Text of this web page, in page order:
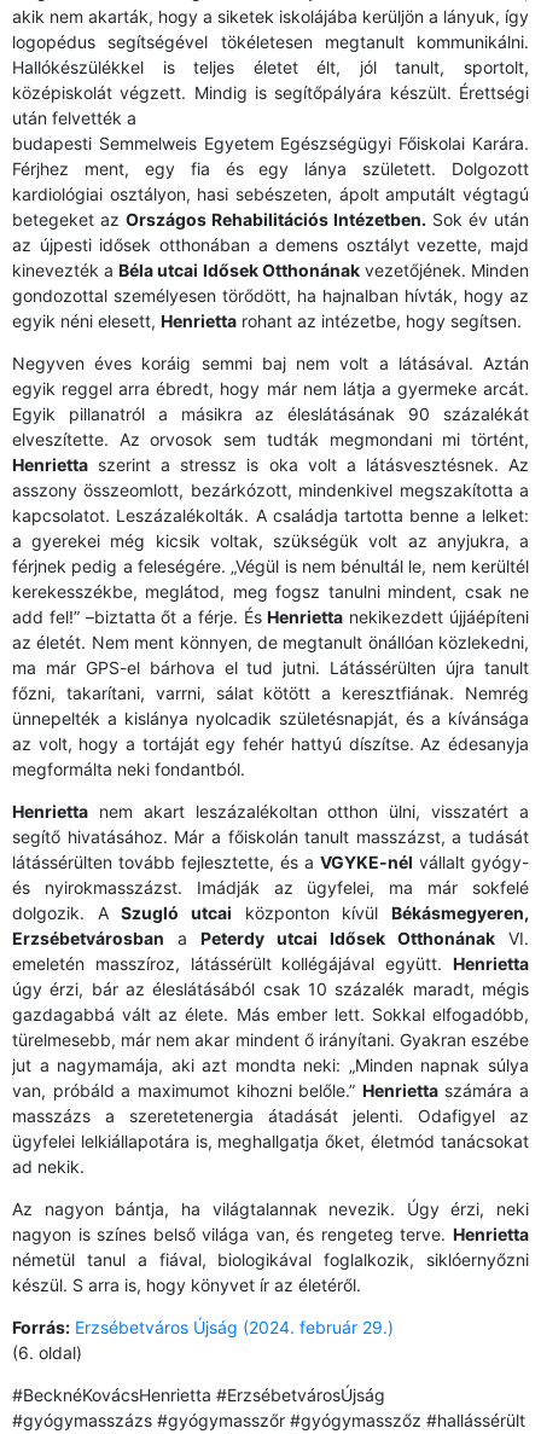
akik nem akarták, hogy a siketek iskolájába kerüljön a lányuk, így
logopédus segítségével tökéletesen megtanult kommunikálni.
Hallókészülékkel is teljes életet élt, jól tanult, sportolt,
középiskolát végzett. Mindig is segítőpályára készült. Érettségi
után felvették a
budapesti Semmelweis Egyetem Egészségügyi Főiskolai Karára.
Férjhez ment, egy fia és egy lánya született. Dolgozott
kardiológiai osztályon, hasi sebészeten, ápolt amputált végtagú
betegeket az Országos Rehabilitációs Intézetben. Sok év után
az újpesti idősek otthonában a demens osztályt vezette, majd
kinevezték aBéla utcai Idősek Otthonánakvezetőjének. Minden
gondozottal személyesen törődött, ha hajnalban hívták, hogy az
egyik néni elesett, Henrietta rohant az intézetbe, hogy segítsen.
Negyven éves koráig semmi baj nem volt a látásával. Aztán
egyik reggel arra ébredt, hogy már nem látja a gyermeke arcát.
Egyik pillanatról a másikra az éleslátásának 90 százalékát
elveszítette. Az orvosok sem tudták megmondani mi történt,
Henrietta szerint a stressz is oka volt a látásvesztésnek. Az
asszony összeomlott, bezárkózott, mindenkivel megszakította a
kapcsolatot. Leszázalékolták. A családja tartotta benne a lelket:
a gyerekei még kicsik voltak, szükségük volt az anyjukra, a
férjnek pedig a feleségére. „Végül is nem bénultál le, nem kerültél
kerekesszékbe, meglátod, meg fogsz tanulni mindent, csak ne
add fel!” –biztatta őt a férje. ÉsHenrietta nekikezdett újjáépíteni
az életét. Nem ment könnyen, de megtanult önállóan közlekedni,
ma már GPS-el bárhova el tud jutni. Látássérülten újra tanult
főzni, takarítani, varrni, sálat kötött a keresztfiának. Nemrég
ünnepelték a kislánya nyolcadik születésnapját, és a kívánsága
az volt, hogy a tortáját egy fehér hattyú díszítse. Az édesanyja
megformálta neki fondantból.
Henrietta nem akart leszázalékoltan otthon ülni, visszatért a
segítő hivatásához. Már a főiskolán tanult masszázst, a tudását
látássérülten tovább fejlesztette, és a VGYKE-nél vállalt gyógy-
és nyirokmasszázst. Imádják az ügyfelei, ma már sokfelé
dolgozik. ASzugló utcai központon kívülBékásmegyeren,
Erzsébetvárosban a Peterdy utcai Idősek Otthonának VI.
emeletén masszíroz, látássérült kollégájával együtt. Henrietta
úgy érzi, bár az éleslátásából csak 10 százalék maradt, mégis
gazdagabbá vált az élete. Más ember lett. Sokkal elfogadóbb,
türelmesebb, már nem akar mindent ő irányítani. Gyakran eszébe
jut a nagymamája, aki azt mondta neki: „Minden napnak súlya
van, próbáld a maximumot kihozni belőle.” Henriettaszámára a
masszázs a szeretetenergia átadását jelenti. Odafigyel az
ügyfelei lelkiállapotára is, meghallgatja őket, életmód tanácsokat
ad nekik.
Az nagyon bántja, ha világtalannak nevezik. Úgy érzi, neki
nagyon is színes belső világa van, és rengeteg terve. Henrietta
németül tanul a fiával, biologikával foglalkozik, siklóernyőzni
készül. S arra is, hogy könyvet ír az életéről.
Forrás: Erzsébetváros Újság (2024. február 29.)
(6. oldal)
#BecknéKovácsHenrietta #ErzsébetvárosÚjság
#gyógymasszázs #gyógymasszőr #gyógymasszőz #hallássérült